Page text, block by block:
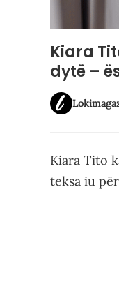
Kiara
dytë –
Kiara Tito
teksa iu